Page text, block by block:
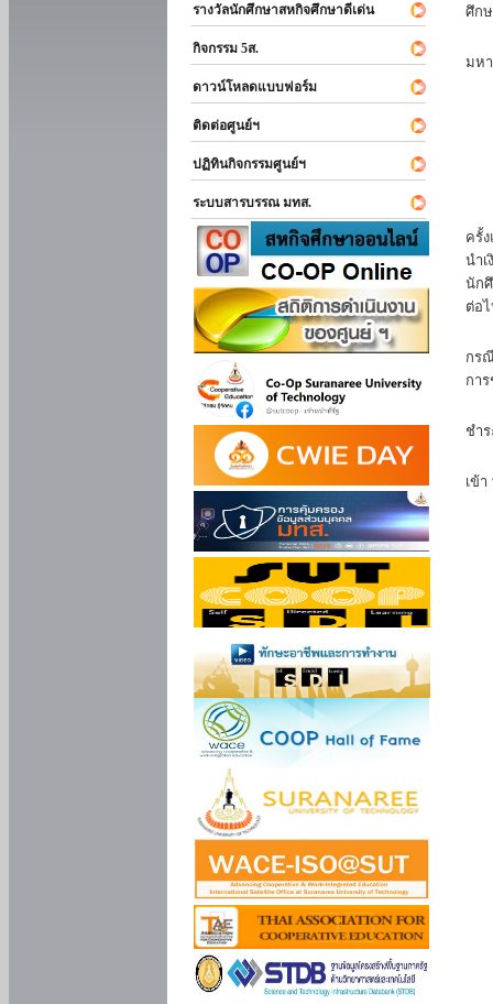
รางวัลนักศึกษาสหกิจศึกษาดีเด่น
กิจกรรม 5ส.
ดาวน์โหลดแบบฟอร์ม
ติดต่อศูนย์ฯ
ปฏิทินกิจกรรมศูนย์ฯ
ระบบสารบรรณ มทส.
ศึก
มห
ครั้
นำ
นัก
ต่อ
กร
กา
ชำ
เข้